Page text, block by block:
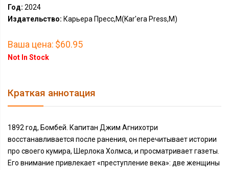
Год: 2024
Издательство: Карьера Пресс,М(Kar'era Press,M)
Ваша цена: $60.95
Not In Stock
Краткая аннотация
1892 год, Бомбей. Капитан Джим Агнихотри
восстанавливается после ранения, он перечитывает истории
про своего кумира, Шерлока Холмса, и просматривает газеты.
Его внимание привлекает «преступление века»: две женщины